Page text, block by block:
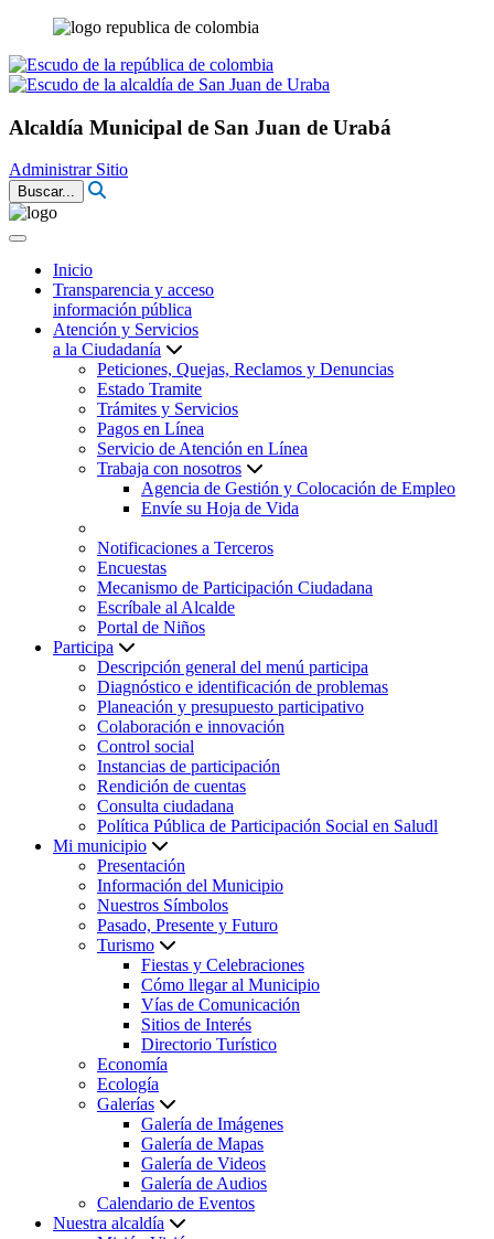
Alcaldía Municipal de San Juan de Urabá
Administrar Sitio
Buscar...
Inicio
Transparencia y acceso
información pública
Atención y Servicios
a la Ciudadanía
Peticiones, Quejas, Reclamos y Denuncias
Estado Tramite
Trámites y Servicios
Pagos en Línea
Servicio de Atención en Línea
Trabaja con nosotros
Agencia de Gestión y Colocación de Empleo
Envíe su Hoja de Vida
Notificaciones a Terceros
Encuestas
Mecanismo de Participación Ciudadana
Escríbale al Alcalde
Portal de Niños
Participa
Descripción general del menú participa
Diagnóstico e identificación de problemas
Planeación y presupuesto participativo
Colaboración e innovación
Control social
Instancias de participación
Rendición de cuentas
Consulta ciudadana
Política Pública de Participación Social en Saludl
Mi municipio
Presentación
Información del Municipio
Nuestros Símbolos
Pasado, Presente y Futuro
Turismo
Fiestas y Celebraciones
Cómo llegar al Municipio
Vías de Comunicación
Sitios de Interés
Directorio Turístico
Economía
Ecología
Galerías
Galería de Imágenes
Galería de Mapas
Galería de Videos
Galería de Audios
Calendario de Eventos
Nuestra alcaldía